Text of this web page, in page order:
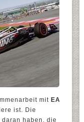
mit EA
ist. Die
daran haben, die